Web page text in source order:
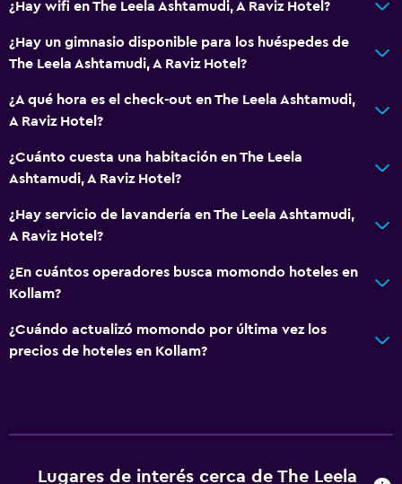
¿Hay wifi en The Leela Ashtamudi, A Raviz Hotel?
¿Hay un gimnasio disponible para los huéspedes de
The Leela Ashtamudi, A Raviz Hotel?
¿A qué hora es el check-out en The Leela Ashtamudi,
A Raviz Hotel?
¿Cuánto cuesta una habitación en The Leela
Ashtamudi, A Raviz Hotel?
¿Hay servicio de lavandería en The Leela Ashtamudi,
A Raviz Hotel?
¿En cuántos operadores busca momondo hoteles en
Kollam?
¿Cuándo actualizó momondo por última vez los
precios de hoteles en Kollam?
Lugares de interés cerca de The Leela